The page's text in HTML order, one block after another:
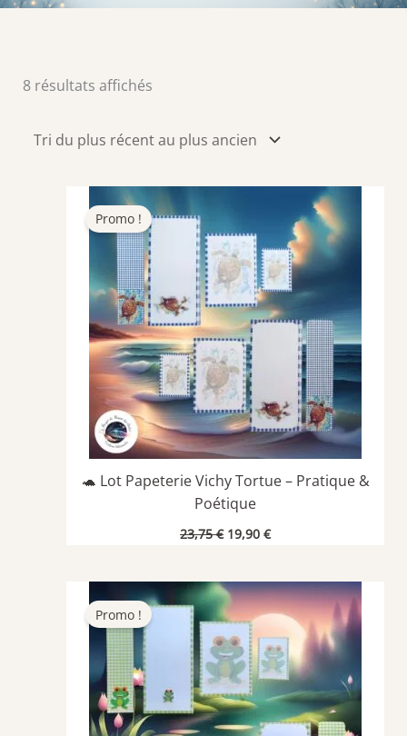
8 résultats affichésTrié
récent
plus
ancien
Promo !
🐢 Lot Papeterie Vichy Tortue – Pratique &
Poétique
23,75€ Le
était :
23,75 €.
19,90 €Le
est :
19,90 €.
Promo !